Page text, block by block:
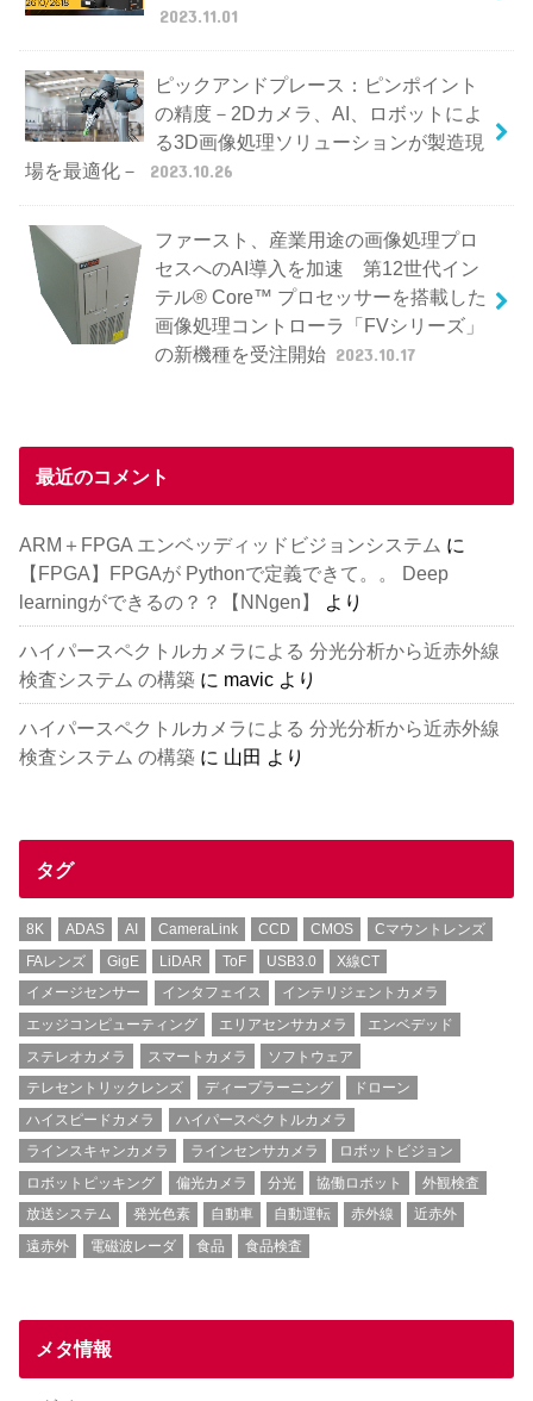
2023.11.01
ピックアンドプレース：ピンポイント
の精度－2Dカメラ、AI、ロボットによ
る3D画像処理ソリューションが製造現
場を最適化－
2023.10.26
ファースト、産業用途の画像処理プロ
セスへのAI導入を加速 第12世代イン
テル® Core™ プロセッサーを搭載した
画像処理コントローラ「FVシリーズ」
の新機種を受注開始 2023.10.17
最近のコメント
ARM＋FPGA エンベッディッドビジョンシステム に
【FPGA】FPGAが Pythonで定義できて。。 Deep
learningができるの？？【NNgen】
より
ハイパースペクトルカメラによる 分光分析から近赤外線
検査システム の構築 に mavic より
ハイパースペクトルカメラによる 分光分析から近赤外線
検査システム の構築 に 山田 より
タグ
8K ADAS AI CameraLink CCD CMOS
Cマウントレンズ
FAレンズ
GigE LiDAR ToF USB3.0
X線CT
イメージセンサー
インタフェイス
インテリジェントカメラ
エッジコンピューティング
エリアセンサカメラ
エンベデッド
ステレオカメラ
スマートカメラ
ソフトウェア
テレセントリックレンズ
ディープラーニング
ドローン
ハイスピードカメラ
ハイパースペクトルカメラ
ラインスキャンカメラ
ラインセンサカメラ
ロボットビジョン
ロボットピッキング
偏光カメラ 分光 協働ロボット
外観検査
放送システム
発光色素 自動車 自動運転 赤外線
近赤外
遠赤外
電磁波レーダ 食品 食品検査
メタ情報